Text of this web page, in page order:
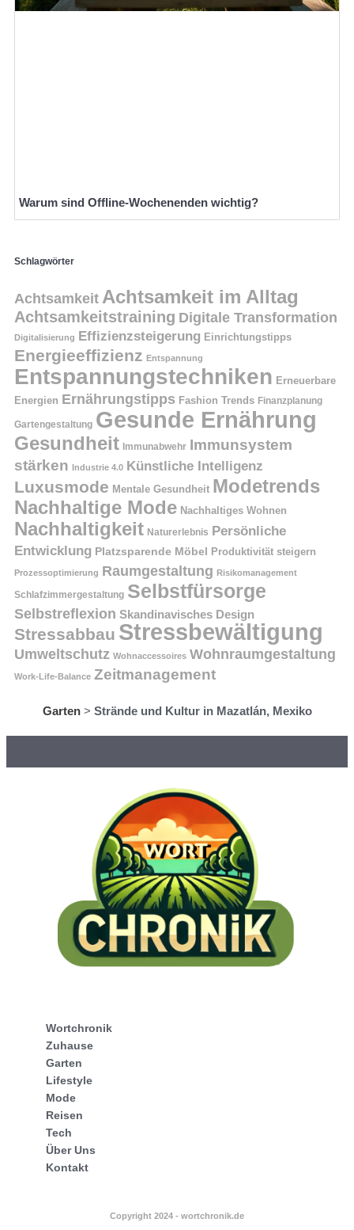
Warum sind Offline-Wochenenden wichtig?
Schlagwörter
Achtsamkeit Achtsamkeit im Alltag
Achtsamkeitstraining Digitale Transformation
Digitalisierung Effizienzsteigerung Einrichtungstipps
Energieeffizienz Entspannung
Entspannungstechniken Erneuerbare
Energien Ernährungstipps Fashion Trends Finanzplanung
Gartengestaltung Gesunde Ernährung
Gesundheit Immunabwehr Immunsystem
stärken Industrie 4.0 Künstliche Intelligenz
Luxusmode Mentale Gesundheit Modetrends
Nachhaltige Mode Nachhaltiges Wohnen
Nachhaltigkeit Naturerlebnis Persönliche
Entwicklung Platzsparende Möbel Produktivität steigern
Prozessoptimierung Raumgestaltung Risikomanagement
Schlafzimmergestaltung Selbstfürsorge
Selbstreflexion Skandinavisches Design
Stressabbau Stressbewältigung
Umweltschutz Wohnaccessoires Wohnraumgestaltung
Work-Life-Balance Zeitmanagement
Garten> Strände und Kultur in Mazatlán, Mexiko
Wortchronik
Zuhause
Garten
Lifestyle
Mode
Reisen
Tech
Über Uns
Kontakt
Copyright 2024 - wortchronik.de